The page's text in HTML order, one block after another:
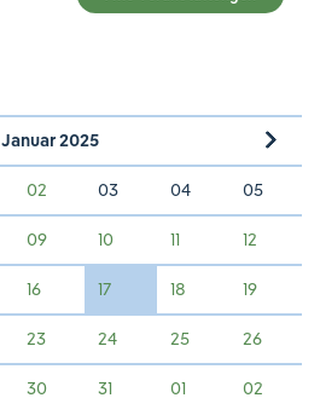
Januar 2025 »
02 03 04 05
09 10 11 12
16 17 18 19
23 24 25 26
30 31 01 02